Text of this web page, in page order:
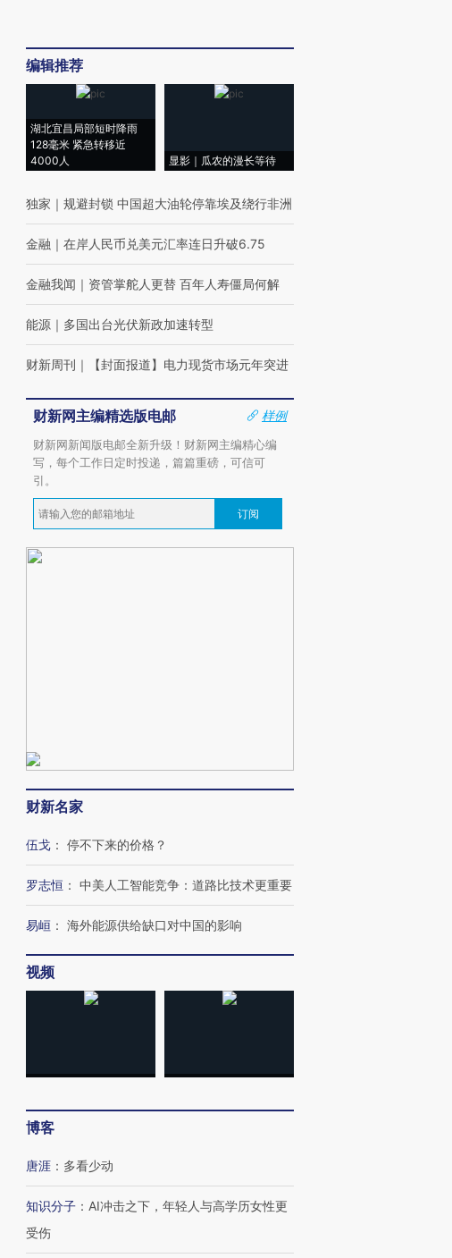
编辑推荐
湖北宜昌局部短时降雨
128毫米 紧急转移近
4000人
显影｜瓜农的漫长等待
独家 ｜ 规避封锁 中国超大油轮停靠埃及绕行非洲
金融 ｜ 在岸人民币兑美元汇率连日升破6.75
金融我闻 ｜ 资管掌舵人更替 百年人寿僵局何解
能源 ｜ 多国出台光伏新政加速转型
财新周刊 ｜ 【封面报道】电力现货市场元年突进
财新网主编精选版电邮
样例
财新网新闻版电邮全新升级！财新网主编精心编
写，每个工作日定时投递，篇篇重磅，可信可
引。
订阅
财新名家
伍戈 ： 停不下来的价格？
罗志恒 ： 中美人工智能竞争：道路比技术更重要
易峘 ： 海外能源供给缺口对中国的影响
视频
博客
唐涯 ： 多看少动
知识分子 ： AI冲击之下，年轻人与高学历女性更
受伤